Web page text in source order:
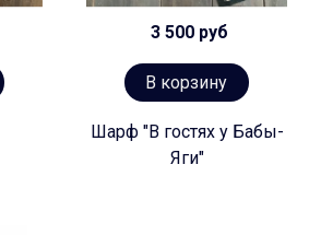
3 500 руб
В корзину
Шарф "В гостях у Бабы-
Яги"